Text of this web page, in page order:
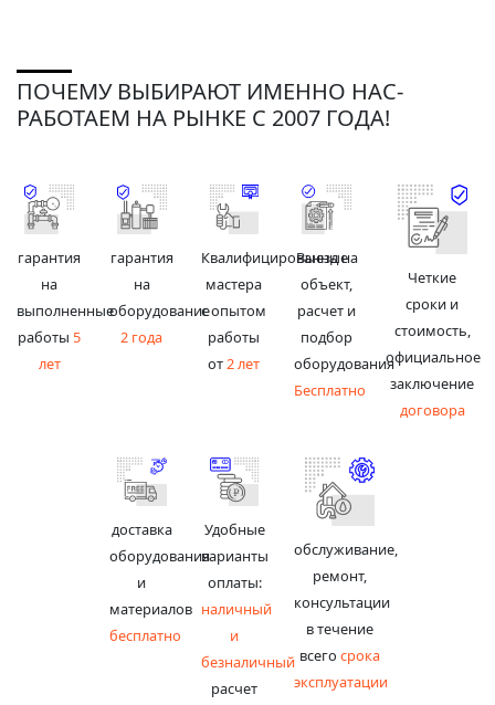
ПОЧЕМУ ВЫБИРАЮТ ИМЕННО НАС-
РАБОТАЕМ НА РЫНКЕ С 2007 ГОДА!
гарантия
на
выполненные
работы 5
лет
гарантия
на
оборудование
2 года
Квалифицированные
мастера
с опытом
работы
от2 лет
Выезд на
объект,
расчет и
подбор
оборудования
Бесплатно
Четкие
сроки и
стоимость,
официальное
заключение
договора
доставка
оборудования
и
материалов
бесплатно
Удобные
варианты
оплаты:
наличный
и
безналичный
расчет
обслуживание,
ремонт,
консультации
в течение
всегосрока
эксплуатации